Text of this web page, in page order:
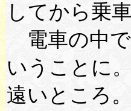
してから乗
電車の中で
いうことに
遠いところ